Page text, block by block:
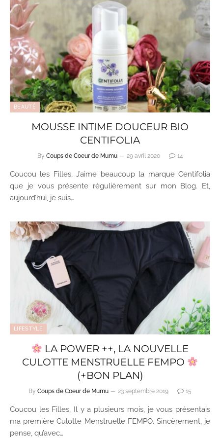
BEAUTÉ
MOUSSE INTIME DOUCEUR BIO
CENTIFOLIA
By Coups de Coeur de Mumu 29 avril 2020 14
Coucou les Filles, J’aime beaucoup la marque Centifolia
que je vous présente régulièrement sur mon Blog. Et,
aujourd’hui, je suis…
LIFESTYLE
LA POWER ++, LA NOUVELLE
CULOTTE MENSTRUELLE FEMPO
(+BON PLAN)
By Coups de Coeur de Mumu 23 septembre 2019 15
Coucou les Filles, Il y a plusieurs mois, je vous présentais
ma première Culotte Menstruelle FEMPO. Sincèrement, je
pense, qu’avec…